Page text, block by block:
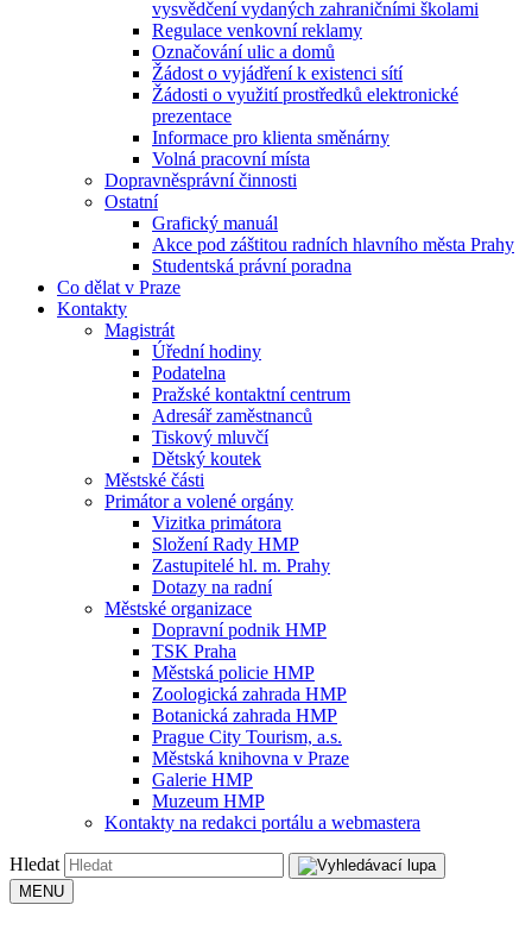
vysvědčení vydaných zahraničními školami
Regulace venkovní reklamy
Označování ulic a domů
Žádost o vyjádření k existenci sítí
Žádosti o využití prostředků elektronické
prezentace
Informace pro klienta směnárny
Volná pracovní místa
Dopravněsprávní činnosti
Ostatní
Grafický manuál
Akce pod záštitou radních hlavního města Prahy
Studentská právní poradna
Co dělat v Praze
Kontakty
Magistrát
Úřední hodiny
Podatelna
Pražské kontaktní centrum
Adresář zaměstnanců
Tiskový mluvčí
Dětský koutek
Městské části
Primátor a volené orgány
Vizitka primátora
Složení Rady HMP
Zastupitelé hl. m. Prahy
Dotazy na radní
Městské organizace
Dopravní podnik HMP
TSK Praha
Městská policie HMP
Zoologická zahrada HMP
Botanická zahrada HMP
Prague City Tourism, a.s.
Městská knihovna v Praze
Galerie HMP
Muzeum HMP
Kontakty na redakci portálu a webmastera
Hledat
MENU